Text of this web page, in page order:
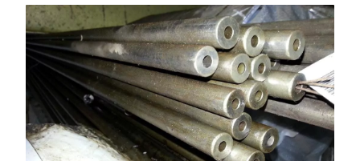
ДОСТАВКА И ОПЛАТА
НАШИ ОБЪЕКТЫ
ОТЗЫВЫ
О НАС